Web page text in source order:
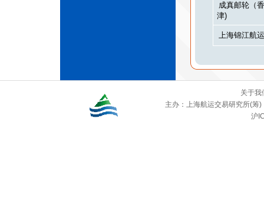
成真邮轮（
津)
上海锦江航
关于我
主办： 上海航运交易研究所(筹)
沪